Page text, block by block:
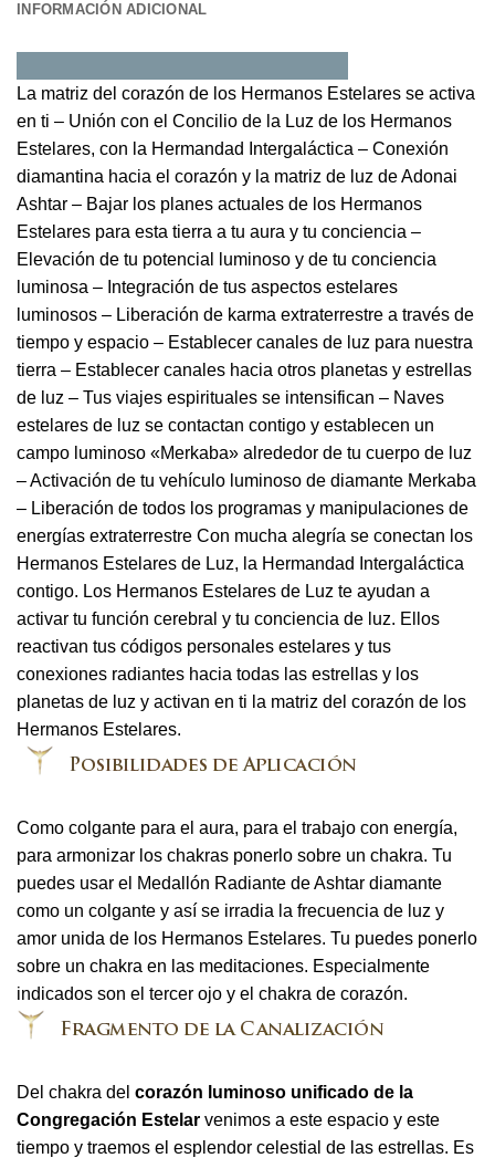
INFORMACIÓN ADICIONAL
La matriz del corazón de los Hermanos Estelares se activa
en ti – Unión con el Concilio de la Luz de los Hermanos
Estelares, con la Hermandad Intergaláctica – Conexión
diamantina hacia el corazón y la matriz de luz de Adonai
Ashtar – Bajar los planes actuales de los Hermanos
Estelares para esta tierra a tu aura y tu conciencia –
Elevación de tu potencial luminoso y de tu conciencia
luminosa – Integración de tus aspectos estelares
luminosos – Liberación de karma extraterrestre a través de
tiempo y espacio – Establecer canales de luz para nuestra
tierra – Establecer canales hacia otros planetas y estrellas
de luz – Tus viajes espirituales se intensifican – Naves
estelares de luz se contactan contigo y establecen un
campo luminoso «Merkaba» alrededor de tu cuerpo de luz
– Activación de tu vehículo luminoso de diamante Merkaba
– Liberación de todos los programas y manipulaciones de
energías extraterrestre Con mucha alegría se conectan los
Hermanos Estelares de Luz, la Hermandad Intergaláctica
contigo. Los Hermanos Estelares de Luz te ayudan a
activar tu función cerebral y tu conciencia de luz. Ellos
reactivan tus códigos personales estelares y tus
conexiones radiantes hacia todas las estrellas y los
planetas de luz y activan en ti la matriz del corazón de los
Hermanos Estelares.
Como colgante para el aura, para el trabajo con energía,
para armonizar los chakras ponerlo sobre un chakra. Tu
puedes usar el Medallón Radiante de Ashtar diamante
como un colgante y así se irradia la frecuencia de luz y
amor unida de los Hermanos Estelares. Tu puedes ponerlo
sobre un chakra en las meditaciones. Especialmente
indicados son el tercer ojo y el chakra de corazón.
Del chakra del corazón luminoso unificado de la
Congregación Estelar venimos a este espacio y este
tiempo y traemos el esplendor celestial de las estrellas. Es